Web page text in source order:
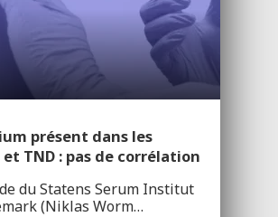
présent dans les
TND : pas de corrélation
du Statens Serum Institut
(Niklas Worm…